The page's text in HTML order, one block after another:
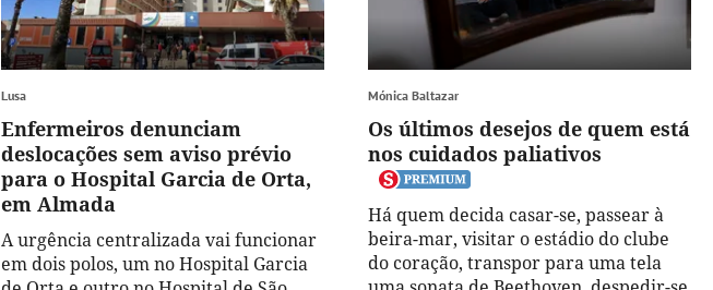
Lusa
Enfermeiros denunciam
deslocações sem aviso prévio
para o Hospital Garcia de Orta,
em Almada
A urgência centralizada vai funcionar
em dois polos, um no Hospital Garcia
Mónica Baltazar
Os últimos desejos de quem está
nos cuidados paliativos
Há quem decida casar-se, passear à
beira-mar, visitar o estádio do clube
do coração, transpor para uma tela